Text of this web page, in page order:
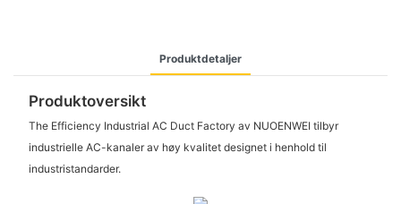
Produktdetaljer
Produktoversikt
The Efficiency Industrial AC Duct Factory av NUOENWEI tilbyr
industrielle AC-kanaler av høy kvalitet designet i henhold til
industristandarder.